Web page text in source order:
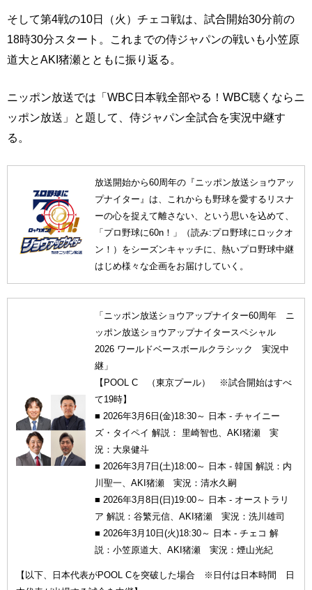
そして第4戦の10日（火）チェコ戦は、試合開始30分前の
18時30分スタート。これまでの侍ジャパンの戦いも小笠原
道大とAKI猪瀬とともに振り返る。
ニッポン放送では「WBC日本戦全部やる！WBC聴くならニ
ッポン放送」と題して、侍ジャパン全試合を実況中継す
る。
放送開始から60周年の『ニッポン放送ショウアッ
プナイター』は、これからも野球を愛するリスナ
ーの心を捉えて離さない、という思いを込めて、
「プロ野球に60n！」（読み:プロ野球にロックオ
ン！）をシーズンキャッチに、熱いプロ野球中継
はじめ様々な企画をお届けしていく。
「ニッポン放送ショウアップナイター60周年 ニ
ッポン放送ショウアップナイタースペシャル
2026 ワールドベースボールクラシック 実況中
継」
【POOL C （東京プール） ※試合開始はすべ
て19時】
■ 2026年3月6日(金)18:30～ 日本 - チャイニー
ズ・タイペイ 解説： 里崎智也、AKI猪瀬 実
況：大泉健斗
■ 2026年3月7日(土)18:00～ 日本 - 韓国 解説：内
川聖一、AKI猪瀬 実況：清水久嗣
■ 2026年3月8日(日)19:00～ 日本 - オーストラリ
ア 解説：谷繁元信、AKI猪瀬 実況：洗川雄司
■ 2026年3月10日(火)18:30～ 日本 - チェコ 解
説：小笠原道大、AKI猪瀬 実況：煙山光紀
【以下、日本代表がPOOL Cを突破した場合 ※日付は日本時間 日